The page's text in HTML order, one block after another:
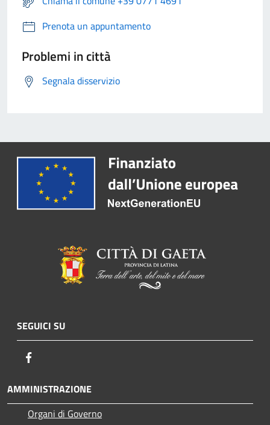
Prenota un appuntamento
Problemi in città
Segnala disservizio
SEGUICI SU
AMMINISTRAZIONE
Organi di Governo